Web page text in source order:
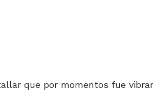
que por momentos fue